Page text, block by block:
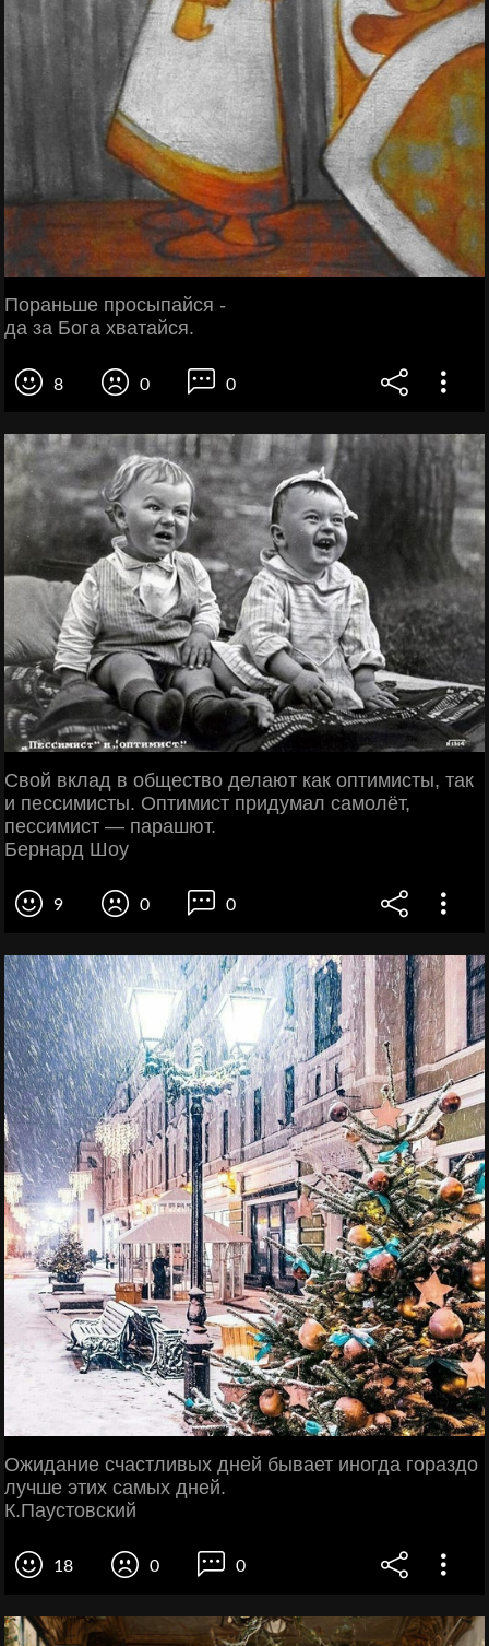
Пораньше просыпайся -
да за Бога хватайся.
8 0 0
Свой вклад в общество делают как оптимисты, так
и пессимисты. Оптимист придумал самолёт,
пессимист — парашют.
Бернард Шоу
9 0 0
Ожидание счастливых дней бывает иногда гораздо
лучше этих самых дней.
К.Паустовский
18 0 0